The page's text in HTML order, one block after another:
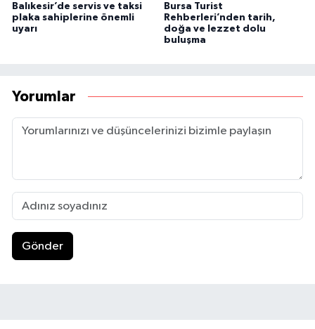
Balıkesir’de servis ve taksi
plaka sahiplerine önemli
uyarı
Bursa Turist
Rehberleri’nden tarih,
doğa ve lezzet dolu
buluşma
Yorumlar
Gönder